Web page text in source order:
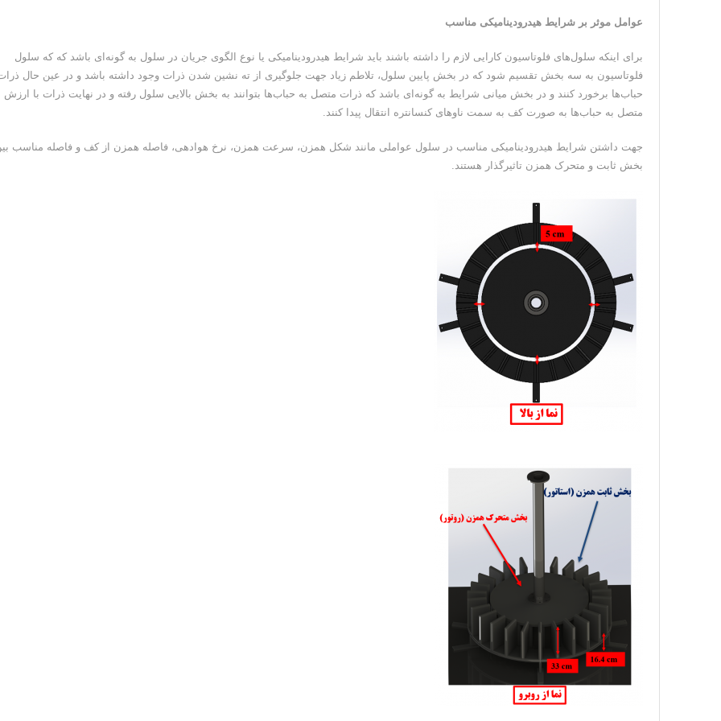
عوامل موثر بر شرایط هیدرودینامیکی مناسب
برای اینکه سلول‌های فلوتاسیون کارایی لازم را داشته باشند باید شرایط هیدرودینامیکی یا نوع الگوی جریان در سلول به گونه‌ای باشد که که سلول
فلوتاسیون به سه بخش تقسیم شود که در بخش پایین سلول، تلاطم زیاد جهت جلوگیری از ته نشین شدن ذرات وجود داشته باشد و در عین حال
حباب‌ها برخورد کنند و در بخش میانی شرایط به گونه‌ای باشد که ذرات متصل به حباب‌ها بتوانند به بخش بالایی سلول رفته و در نهایت ذرات با ارزش
متصل به حباب‌ها به صورت کف به سمت ناو‌های کنسانتره انتقال پیدا کنند.
جهت داشتن شرایط هیدرودینامیکی مناسب در سلول عواملی مانند شکل همزن، سرعت همزن، نرخ هوادهی، فاصله همزن از کف و فاصله مناسب
بخش ثابت و متحرک همزن تاثیرگذار هستند.